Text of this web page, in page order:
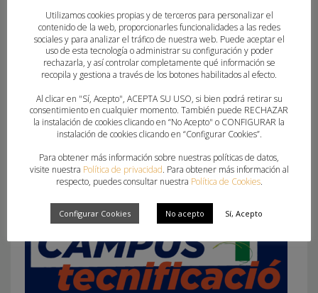
Los sorteos se podrán seguir a partir de las 12:30
horas por el canal deYouTube de la FBMCV
What you can read next
Utilizamos cookies propias y de terceros para personalizar el
contenido de la web, proporcionarles funcionalidades a las redes
sociales y para analizar el tráfico de nuestra web. Puede aceptar el
uso de esta tecnología o administrar su configuración y poder
rechazarla, y así controlar completamente qué información se
recopila y gestiona a través de los botones habilitados al efecto.
Al clicar en "Sí, Acepto", ACEPTA SU USO, si bien podrá retirar su
consentimiento en cualquier momento. También puede RECHAZAR
la instalación de cookies clicando en “No Acepto" o CONFIGURAR la
instalación de cookies clicando en “Configurar Cookies”.
Para obtener más información sobre nuestras políticas de datos,
visite nuestra Política de privacidad. Para obtener más información al
respecto, puedes consultar nuestra Política de Cookies.
Configurar Cookies No acepto Sí, Acepto